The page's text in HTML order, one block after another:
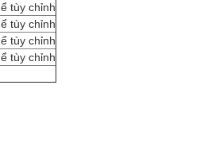
tùy chỉnh
tùy chỉnh
tùy chỉnh
tùy chỉnh